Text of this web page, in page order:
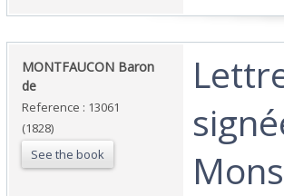
‎MONTFAUCON Baron
de‎
Reference : 13061
(1828)
See the book